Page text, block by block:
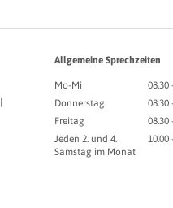
Allgemeine Sprechzeiten
Mo-Mi
08.30
Donnerstag
08.30
Freitag
08.30
Jeden 2. und 4.
Samstag im Monat